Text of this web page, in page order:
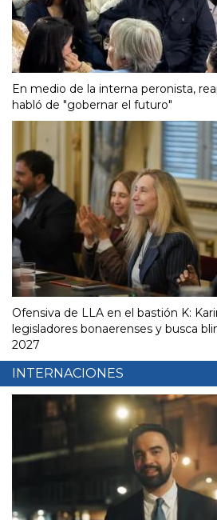
En medio de la interna peronista,
habló de "gobernar el futuro"
Ofensiva de LLA en el bastión K:
legisladores bonaerenses y busca
2027
INTERNACIONES